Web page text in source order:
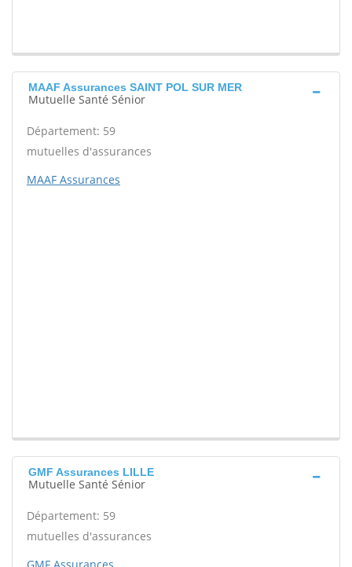
MAAF Assurances SAINT POL SUR MER
Mutuelle Santé Sénior
Département: 59
mutuelles d'assurances
MAAF Assurances
GMF Assurances LILLE
Mutuelle Santé Sénior
Département: 59
mutuelles d'assurances